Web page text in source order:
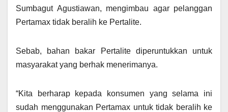
Sumbagut Agustiawan, mengimbau agar pelanggan
Pertamax tidak beralih ke Pertalite.
Sebab, bahan bakar Pertalite diperuntukkan untuk
masyarakat yang berhak menerimanya.
“Kita berharap kepada konsumen yang selama ini
sudah menggunakan Pertamax untuk tidak beralih ke